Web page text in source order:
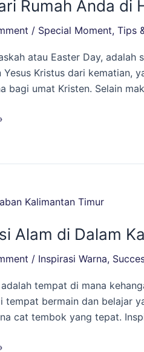
Rumah Anda di
/ Special Moment, Tips
atau Easter Day,
Yesus Kristus dari kematian,
bagi umat Kristen. Selain
Alam di Dalam
/ Inspirasi Warna,
tempat di mana
tempat bermain dan belajar
cat tembok yang tepat.